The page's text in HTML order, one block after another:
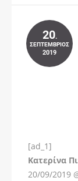
20.
ΣΕΠΤΈΜΒΡΙΟΣ
2019
[ad_1]
Kατερίνα
20/09/2019